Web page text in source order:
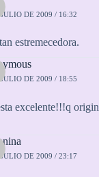
DE 2009 / 16:32
estremecedora.
DE 2009 / 18:55
excelente!!!q
DE 2009 / 23:17